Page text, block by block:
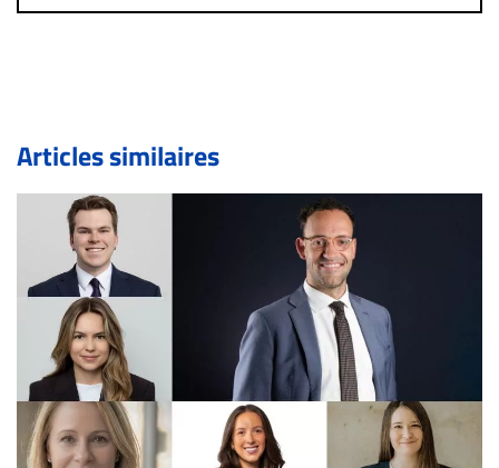
immédiatement contact par courriel (info@droit-
de validation, un droit de réponse.
Bien à vous,
La Rédaction de Droit-inc.com
Articles similaires